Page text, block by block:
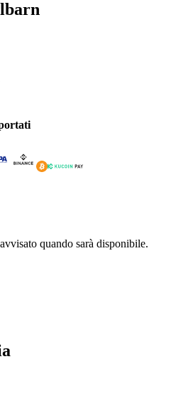
quando sarà disponibile.